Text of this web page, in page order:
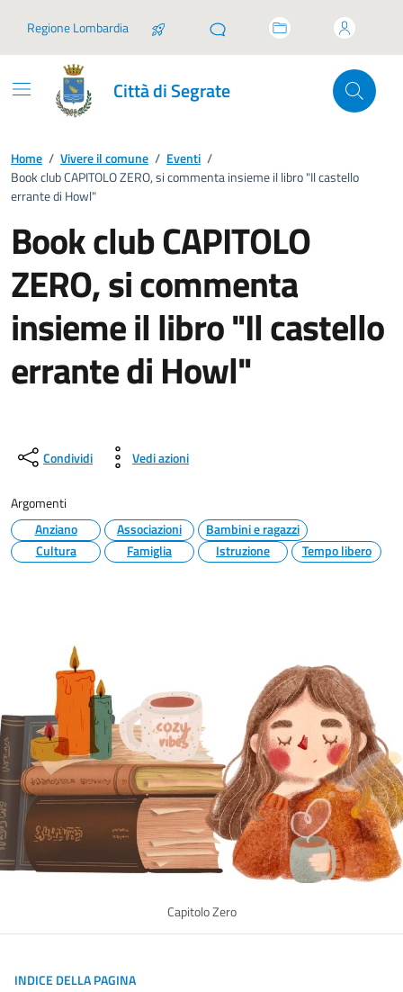
Regione Lombardia
Città di Segrate
Home / Vivere il comune / Eventi /
Book club CAPITOLO ZERO, si commenta insieme il libro "Il castello
errante di Howl"
Book club CAPITOLO
ZERO, si commenta
insieme il libro "Il castello
errante di Howl"
Condividi Vedi azioni
Argomenti
Anziano
Associazioni
Bambini e ragazzi
Cultura
Famiglia Istruzione Tempo libero
Capitolo Zero
INDICE DELLA PAGINA